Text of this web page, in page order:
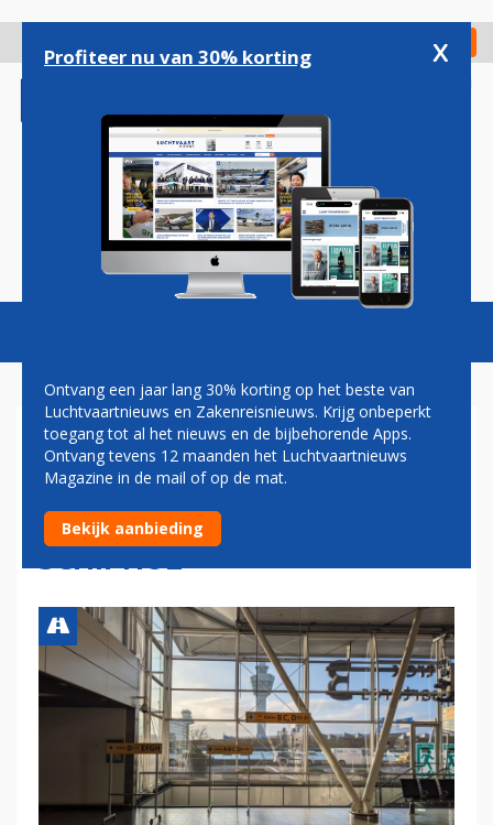
gaan
Check in
Magazine Podcasts Vacatures
UTRECHT STELT ALSNOG
STIKSTOFRUIMTE
BESCHIKBAAR VOOR
SCHIPHOL
Profiteer nu van 30% korting x
Ontvang een jaar lang 30% korting op het beste van
Luchtvaartnieuws en Zakenreisnieuws. Krijg onbeperkt
toegang tot al het nieuws en de bijbehorende Apps.
Ontvang tevens 12 maanden het Luchtvaartnieuws
Magazine in de mail of op de mat.
Bekijk aanbieding